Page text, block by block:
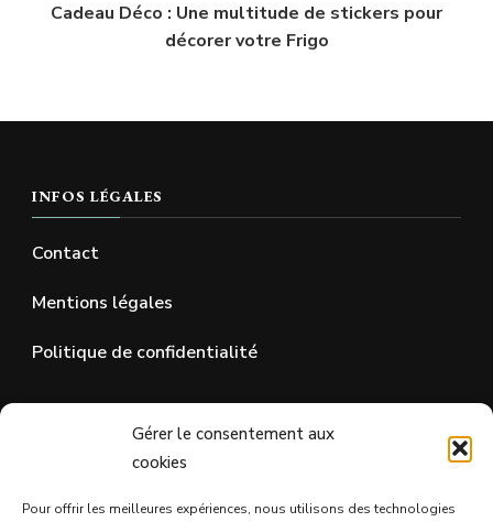
Gérer le consentement aux
cookies
Pour offrir les meilleures expériences, nous utilisons des technologies
Cadeau Déco : Une multitude de stickers pour
décorer votre Frigo
INFOS LÉGALES
Contact
Mentions légales
Politique de confidentialité
SUR LES RÉSEAUX SOCIAUX